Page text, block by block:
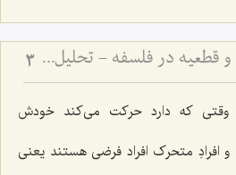
تبیین حرکت توسطیه و قطعیه در فلسفه - تحلیل نسبت فعلیت و قوه در حرکت‌های تدریجی 3
وقتی که دارد حرکت می‌کند خودش
و افرادِ متحرک افراد فرضی هستند یعنی